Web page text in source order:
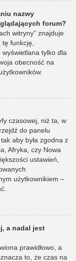
nazwy
forum?
witryny” znajduje
tę funkcję,
tylko dla
obecność na
czasowej, niż ta, w
do panelu
aby była zgodna z
Afryka, czy Nowa
ustawień,
użytkownikiem –
a nadal jest
prawidłowo, a
to, że czas na